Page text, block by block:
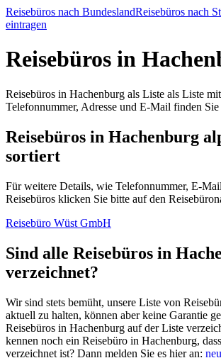
Reisebüros nach BundeslandReisebüros nach
eintragen
Reisebüros in
Reisebüros in Hachenburg als Liste als Liste
Telefonnummer, Adresse und E-Mail finden
Reisebüros in Hachenburg
sortiert
Für weitere Details, wie Telefonnummer, E-
Reisebüros klicken Sie bitte auf den
Reisebüro Wüst GmbH
Sind alle Reisebüros in
verzeichnet?
Wir sind stets bemüht, unsere Liste von
aktuell zu halten, können aber keine Garantie
Reisebüros in Hachenburg auf der Liste
kennen noch ein Reisebüro in Hachenburg,
verzeichnet ist? Dann melden Sie es hier an: